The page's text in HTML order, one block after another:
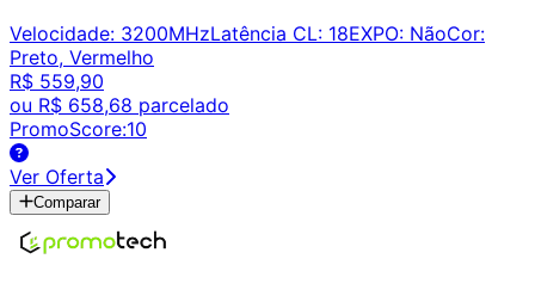
Velocidade: 3200MHzLatência CL: 18EXPO: NãoCor:
Preto, Vermelho
R$ 559,90
ou R$ 658,68 parcelado
PromoScore:10
Ver Oferta
Comparar